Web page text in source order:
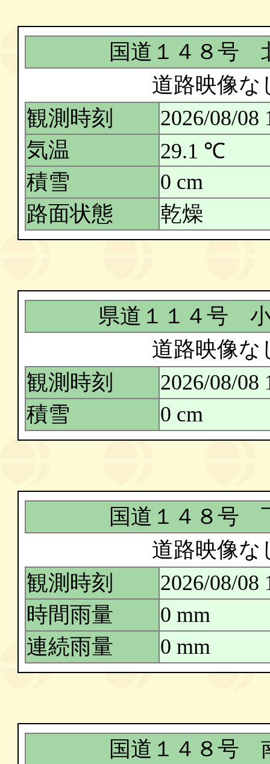
国道１４８号
道路映像な
観測時刻
2026/08/08
気温
29.1 ℃
積雪
0 cm
路面状態
乾燥
県道１１４号
道路映像な
観測時刻
2026/08/08
積雪
0 cm
国道１４８号
道路映像な
観測時刻
2026/08/08
時間雨量
0 mm
連続雨量
0 mm
国道１４８号